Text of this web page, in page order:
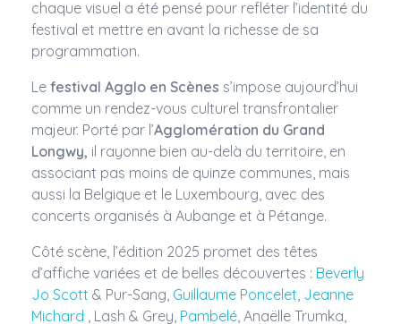
chaque visuel a été pensé pour refléter l’identité du
festival et mettre en avant la richesse de sa
programmation.
Le festival Agglo en Scènes s’impose aujourd’hui
comme un rendez-vous culturel transfrontalier
majeur. Porté par l’Agglomération du Grand
Longwy, il rayonne bien au-delà du territoire, en
associant pas moins de quinze communes, mais
aussi la Belgique et le Luxembourg, avec des
concerts organisés à Aubange et à Pétange.
Côté scène, l’édition 2025 promet des têtes
d’affiche variées et de belles découvertes : Beverly
Jo Scott & Pur-Sang, Guillaume Poncelet Jeanne
Michard , Lash & Grey, Pambelé , Anaëlle Trumka,